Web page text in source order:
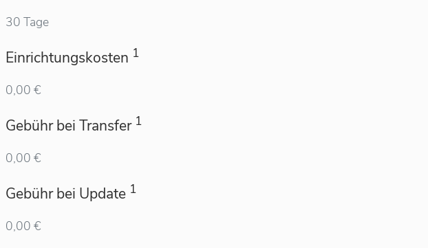
30 Tage
Einrichtungskosten 1
0,00 €
Gebühr bei Transfer 1
0,00 €
Gebühr bei Update 1
0,00 €